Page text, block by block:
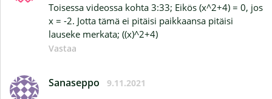
Toisessa videossa kohta 3:33; Eikös (x^2+4) = 0, jos
x = -2. Jotta tämä ei pitäisi paikkaansa pitäisi
lauseke merkata; ((x)^2+4)
Vastaa
Sanaseppo 9.11.2021